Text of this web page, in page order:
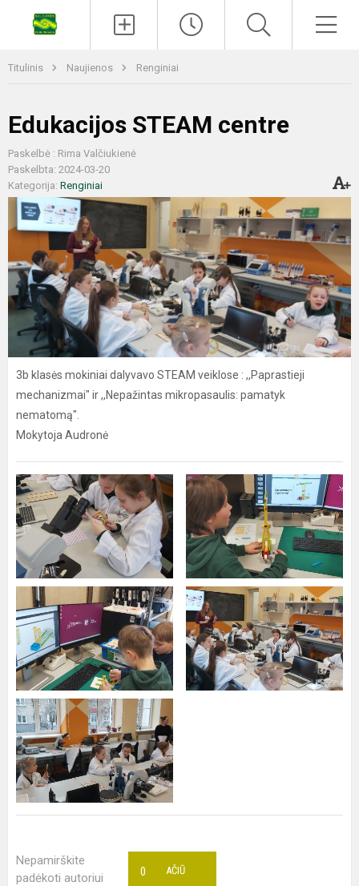
Titulinis Naujienos Renginiai
Edukacijos STEAM centre
Paskelbė : Rima Valčiukienė
Paskelbta: 2024-03-20
Kategorija: Renginiai
3b klasės mokiniai dalyvavo STEAM veiklose : ,,Paprastieji
mechanizmai" ir ,,Nepažintas mikropasaulis: pamatyk
nematomą".
Mokytoja Audronė
Nepamirškite
padėkoti autoriui
AČIŪ
0